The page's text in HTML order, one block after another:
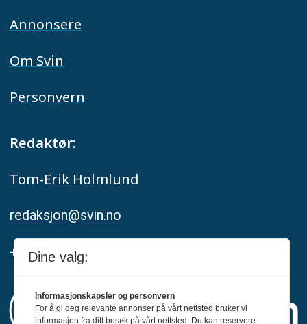
Annonsere
Om Svin
Personvern
Redaktør:
Tom-Erik Holmlund
redaksjon@svin.no
+47 916 68 668
Dine valg:
Informasjonskapsler og personvern
For å gi deg relevante annonser på vårt nettsted bruker vi
informasjon fra ditt besøk på vårt nettsted. Du kan reservere